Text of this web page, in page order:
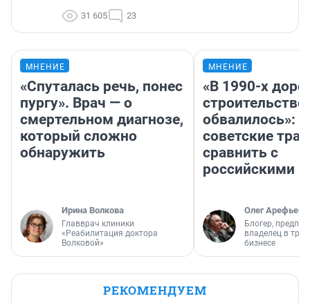
31 605 23
МНЕНИЕ
«Спуталась речь, понес
пургу». Врач — о
смертельном диагнозе,
который сложно
обнаружить
Ирина Волкова
Главврач клиники
«Реабилитация доктора
Волковой»
МНЕНИЕ
«В 1990-х
строительство
обвалилось»:
советские
сравнить с
российскими
Олег Арефьев
Блогер,
владелец в
бизнесе
РЕКОМЕНДУЕМ